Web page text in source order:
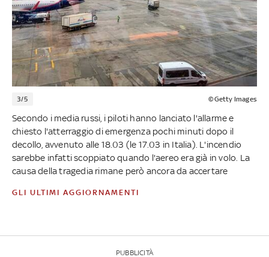
3/5 ©Getty Images
Secondo i media russi, i piloti hanno lanciato l'allarme e
chiesto l'atterraggio di emergenza pochi minuti dopo il
decollo, avvenuto alle 18.03 (le 17.03 in Italia). L'incendio
sarebbe infatti scoppiato quando l'aereo era già in volo. La
causa della tragedia rimane però ancora da accertare
GLI ULTIMI AGGIORNAMENTI
PUBBLICITÀ